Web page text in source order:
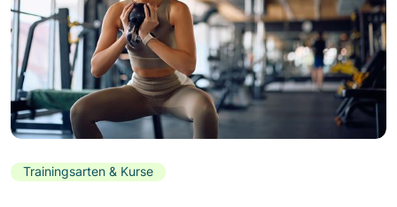
Trainingsarten & Kurse